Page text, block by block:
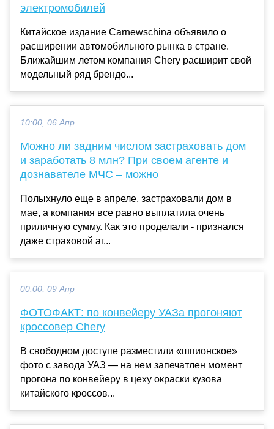
электромобилей
Китайское издание Carnewschina объявило о
расширении автомобильного рынка в стране.
Ближайшим летом компания Chery расширит свой
модельный ряд брендо...
10:00, 06 Апр
Можно ли задним числом застраховать дом
и заработать 8 млн? При своем агенте и
дознавателе МЧС – можно
Полыхнуло еще в апреле, застраховали дом в
мае, а компания все равно выплатила очень
приличную сумму. Как это проделали - признался
даже страховой аг...
00:00, 09 Апр
ФОТОФАКТ: по конвейеру УАЗа прогоняют
кроссовер Chery
В свободном доступе разместили «шпионское»
фото с завода УАЗ — на нем запечатлен момент
прогона по конвейеру в цеху окраски кузова
китайского кроссов...